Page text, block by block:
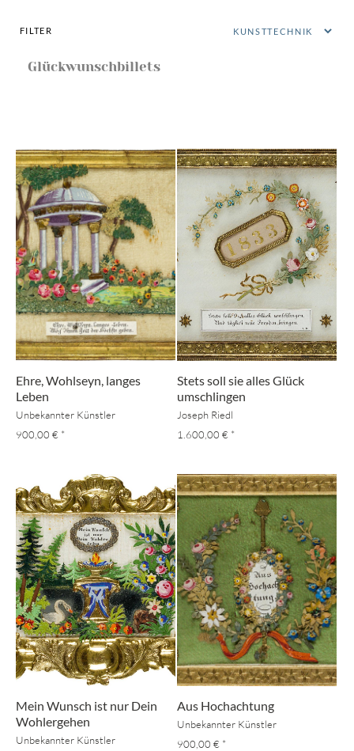
FILTER
Glückwunschbillets
Ehre, Wohlseyn, langes
Leben
Unbekannter Künstler
900,00 € *
Stets soll sie alles Glück
umschlingen
Joseph Riedl
1.600,00 € *
Mein Wunsch ist nur Dein
Wohlergehen
Unbekannter Künstler
Aus Hochachtung
Unbekannter Künstler
900,00 € *